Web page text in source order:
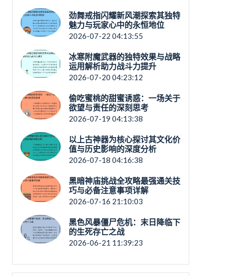
劲舞戒指闪耀新风潮探索其独特
魅力与玩家心中的永恒地位
2026-07-22 04:13:55
冰寒附魔武器的独特效果与战略
运用解析助力战斗力提升
2026-07-20 04:23:12
偷吃蜜桃的甜蜜诱惑：一场关于
欲望与责任的深刻思考
2026-07-19 04:13:38
以上古神器为核心探讨其文化价
值与历史影响的深度分析
2026-07-18 04:16:38
黑暗神庙挑战全攻略最强通关技
巧与必备注意事项详解
2026-07-16 21:10:03
黑色风暴僵尸危机：末日降临下
的生死存亡之战
2026-06-21 11:39:23